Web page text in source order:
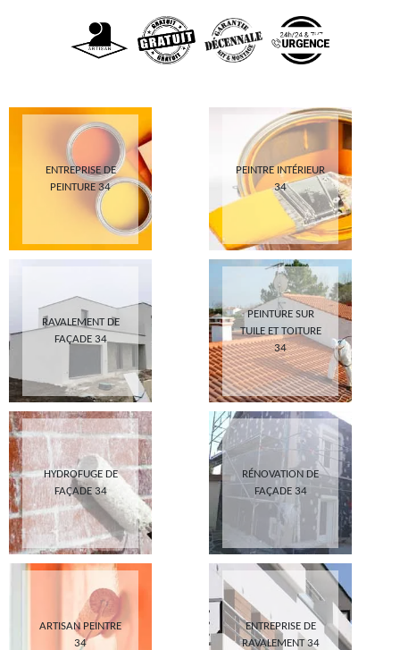
ENTREPRISE DE
PEINTURE 34
PEINTRE INTÉRIEUR
34
RAVALEMENT DE
FAÇADE 34
PEINTURE SUR
TUILE ET TOITURE
34
HYDROFUGE DE
FAÇADE 34
RÉNOVATION DE
FAÇADE 34
ARTISAN PEINTRE
34
ENTREPRISE DE
RAVALEMENT 34